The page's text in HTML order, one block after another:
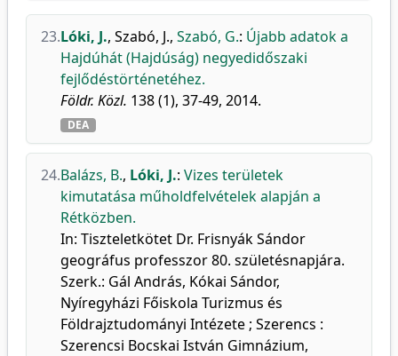
23.Lóki, J., Szabó, J., Szabó, G.: Újabb adatok a
Hajdúhát (Hajdúság) negyedidőszaki
fejlődéstörténetéhez.
Földr. Közl. 138 (1), 37-49, 2014.
DEA
24.Balázs, B., Lóki, J.: Vizes területek
kimutatása műholdfelvételek alapján a
Rétközben.
In: Tiszteletkötet Dr. Frisnyák Sándor
geográfus professzor 80. születésnapjára.
Szerk.: Gál András, Kókai Sándor,
Nyíregyházi Főiskola Turizmus és
Földrajztudományi Intézete ; Szerencs :
Szerencsi Bocskai István Gimnázium,